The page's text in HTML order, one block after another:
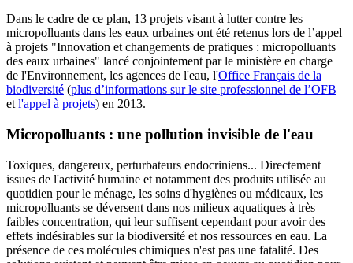
Dans le cadre de ce plan, 13 projets visant à lutter contre les
micropolluants dans les eaux urbaines ont été retenus lors de l’appel
à projets "Innovation et changements de pratiques : micropolluants
des eaux urbaines" lancé conjointement par le ministère en charge
de l'Environnement, les agences de l'eau, l'Office Français de la
biodiversité (plus d’informations sur le site professionnel de l’OFB
etl'appel à projets) en 2013.
Micropolluants : une pollution invisible de l'eau
Toxiques, dangereux, perturbateurs endocriniens... Directement
issues de l'activité humaine et notamment des produits utilisée au
quotidien pour le ménage, les soins d'hygiènes ou médicaux, les
micropolluants se déversent dans nos milieux aquatiques à très
faibles concentration, qui leur suffisent cependant pour avoir des
effets indésirables sur la biodiversité et nos ressources en eau. La
présence de ces molécules chimiques n'est pas une fatalité. Des